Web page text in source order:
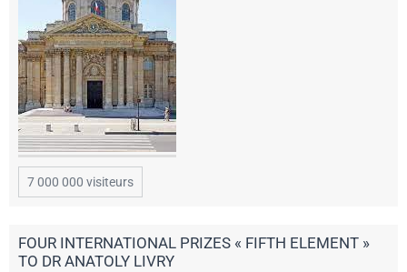
7 000 000 visiteurs
FOUR INTERNATIONAL PRIZES « FIFTH ELEMENT »
TO DR ANATOLY LIVRY